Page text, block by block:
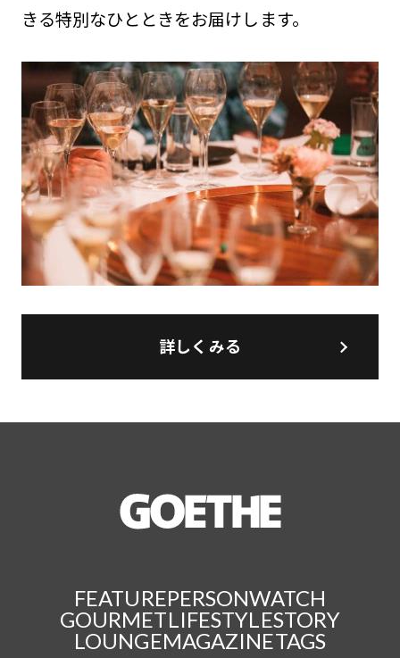
きる特別なひとときをお届けします。
詳しくみる
FEATUREPERSONWATCH
GOURMETLIFESTYLESTORY
LOUNGEMAGAZINETAGS